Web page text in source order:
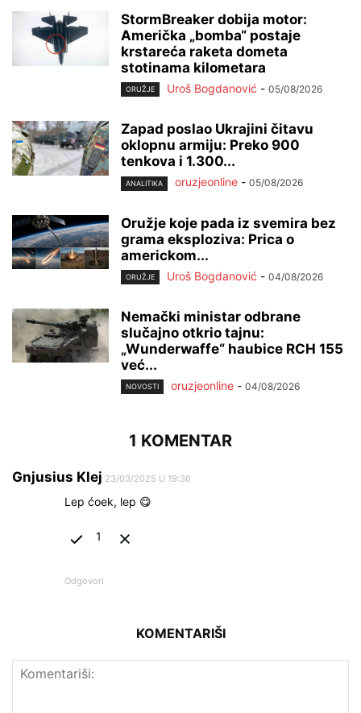
StormBreaker dobija motor:
Američka „bomba“ postaje
krstareća raketa dometa
stotinama kilometara
ORUŽJE Uroš Bogdanović - 05/08/2026
Zapad poslao Ukrajini čitavu
oklopnu armiju: Preko 900
tenkova i 1.300...
ANALITIKA oruzjeonline - 05/08/2026
Oružje koje pada iz svemira bez
grama eksploziva: Prica o
americkom...
ORUŽJE Uroš Bogdanović - 04/08/2026
Nemački ministar odbrane
slučajno otkrio tajnu:
„Wunderwaffe“ haubice RCH 155
već...
NOVOSTI oruzjeonline - 04/08/2026
1 KOMENTAR
Gnjusius Klej 23/03/2025 U 19:36
Lep ćoek, lep 😋
1
Odgovori
KOMENTARIŠI